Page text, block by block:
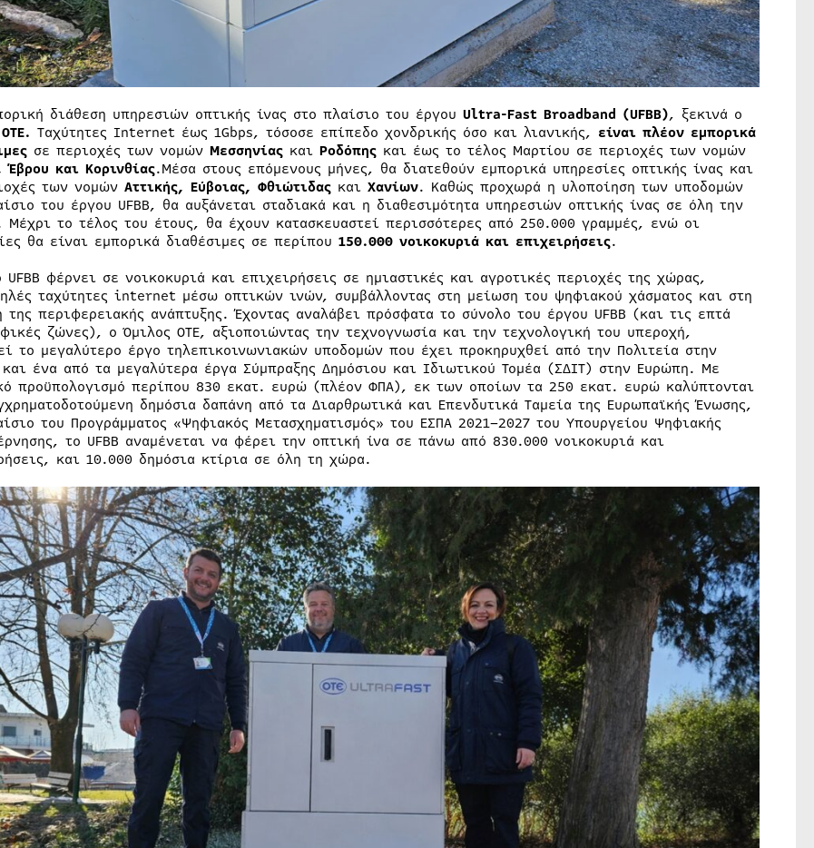
διάθεση υπηρεσιών οπτικής ίνας στο πλαίσιο του έργου Ultra-Fast Broadband (UFBB), ξεκινά ο
Ταχύτητες Internet έως 1Gbps, τόσοσε επίπεδο χονδρικής όσο και λιανικής, είναι πλέον εμπορικά
σε περιοχές των νομών Μεσσηνίας και Ροδόπης και έως το τέλος Μαρτίου σε περιοχές των νομών
Έβρου και Κορινθίας.Μέσα στους επόμενους μήνες, θα διατεθούν εμπορικά υπηρεσίες οπτικής ίνας και
των νομών Αττικής, Εύβοιας, Φθιώτιδας καιΧανίων. Καθώς προχωρά η υλοποίηση των υποδομών
του έργου UFBB, θα αυξάνεται σταδιακά και η διαθεσιμότητα υπηρεσιών οπτικής ίνας σε όλη την
Μέχρι το τέλος του έτους, θα έχουν κατασκευαστεί περισσότερες από 250.000 γραμμές, ενώ οι
θα είναι εμπορικά διαθέσιμες σε περίπου 150.000 νοικοκυριά και επιχειρήσεις.
UFBB φέρνει σε νοικοκυριά και επιχειρήσεις σε ημιαστικές και αγροτικές περιοχές της χώρας,
ταχύτητες internet μέσω οπτικών ινών, συμβάλλοντας στη μείωση του ψηφιακού χάσματος και στη
της περιφερειακής ανάπτυξης. Έχοντας αναλάβει πρόσφατα το σύνολο του έργου UFBB (και τις επτά
ζώνες), ο Όμιλος ΟΤΕ, αξιοποιώντας την τεχνογνωσία και την τεχνολογική του υπεροχή,
το μεγαλύτερο έργο τηλεπικοινωνιακών υποδομών που έχει προκηρυχθεί από την Πολιτεία στην
και ένα από τα μεγαλύτερα έργα Σύμπραξης Δημόσιου και Ιδιωτικού Τομέα (ΣΔΙΤ) στην Ευρώπη. Με
προϋπολογισμό περίπου 830 εκατ. ευρώ (πλέον ΦΠΑ), εκ των οποίων τα 250 εκατ. ευρώ καλύπτονται
δημόσια δαπάνη από τα Διαρθρωτικά και Επενδυτικά Ταμεία της Ευρωπαϊκής Ένωσης,
του Προγράμματος «Ψηφιακός Μετασχηματισμός» του ΕΣΠΑ 2021–2027 του Υπουργείου Ψηφιακής
το UFBB αναμένεται να φέρει την οπτική ίνα σε πάνω από 830.000 νοικοκυριά και
και 10.000 δημόσια κτίρια σε όλη τη χώρα.